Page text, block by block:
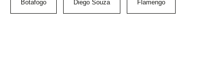
Botafogo Diego Souza Flamengo